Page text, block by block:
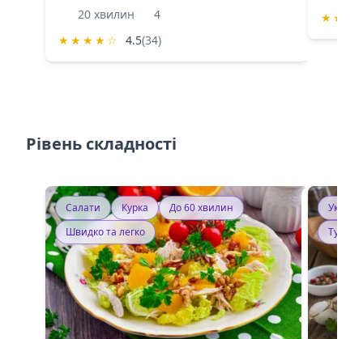
20 хвилин
4
★ ★ ★ ★ ☆ 4.5(34)
★ ★
Рівень складності
Салати Курка
До 60 хвилин
Швидко та легко